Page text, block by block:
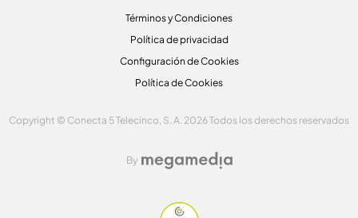
Términos y Condiciones
Política de privacidad
Configuración de Cookies
Política de Cookies
Copyright © Conecta 5 Telecinco, S. A. 2026 Todos los derechos reservados
By